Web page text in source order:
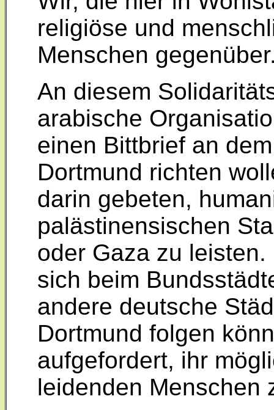
religiöse und
Menschen
An diesem
arabische
einen Bittbrief an
Dortmund richten
darin gebeten,
palästinensischen
oder Gaza zu
sich beim
andere deutsche
Dortmund folgen
aufgefordert, ihr
leidenden Menschen